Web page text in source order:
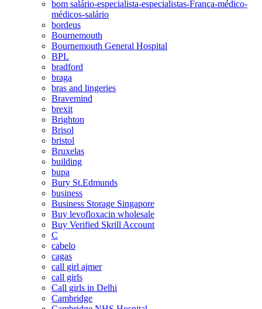
bom salário-especialista-especialistas-França-médico-
médicos-salário
bordeus
Bournemouth
Bournemouth General Hospital
BPL
bradford
braga
bras and lingeries
Bravemind
brexit
Brighton
Brisol
bristol
Bruxelas
building
bupa
Bury St.Edmunds
business
Business Storage Singapore
Buy levofloxacin wholesale
Buy Verified Skrill Account
C
cabelo
cagas
call girl ajmer
call girls
Call girls in Delhi
Cambridge